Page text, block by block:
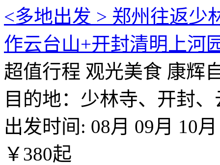
<多地出发 > 郑州往返少
作云台山+开封清明上河
超值行程 观光美食 康辉
目的地：少林寺、开封
出发时间: 08月 09月 10月
￥380起